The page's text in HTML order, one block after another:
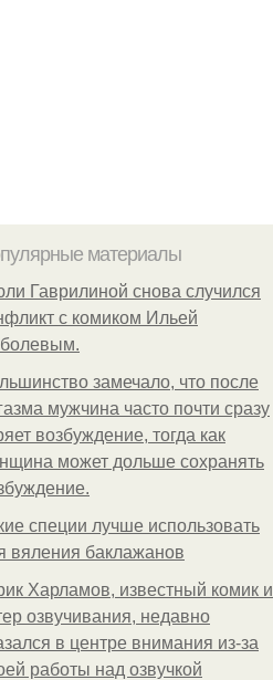
материалы
Гаврилиной снова случился
с комиком Ильей
замечало, что после
мужчина часто почти сразу
возбуждение, тогда как
может дольше сохранять
специи лучше использовать
вяления баклажанов
Харламов, известный комик и
озвучивания, недавно
в центре внимания из-за
работы над озвучкой